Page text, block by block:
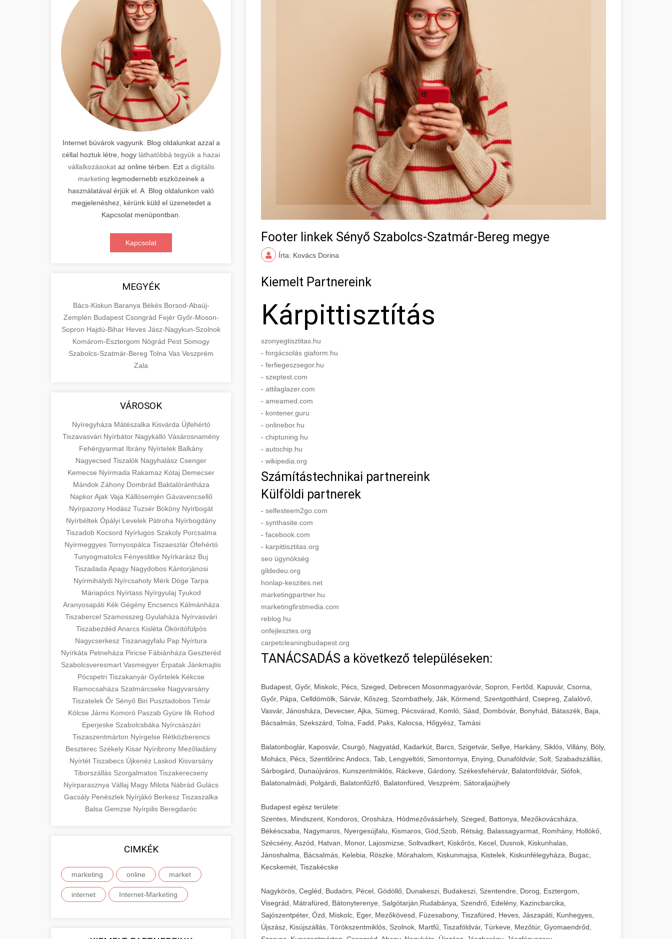
Internet búvárok vagyunk. Blog oldalunkat azzal a
céllal hoztuk létre, hogy láthatóbbá tegyük a hazai
vállalkozásokataz online térben. Ezt a digitális
marketing legmodernebb eszközeinek a
használatával érjük el. A Blog oldalunkon való
megjelenéshez, kérünk küld el üzenetedet a
Kapcsolat menüpontban.
Kapcsolat
MEGYÉK
Bács-Kiskun Baranya Békés Borsod-Abaúj-
Zemplén Budapest Csongrád Fejér Győr-Moson-
Sopron Hajdú-Bihar Heves Jász-Nagykun-Szolnok
Komárom-Esztergom Nógrád Pest Somogy
Szabolcs-Szatmár-Bereg Tolna Vas Veszprém
Zala
VÁROSOK
Nyíregyháza Mátészalka Kisvárda Újfehértó
Tiszavasvári Nyírbátor Nagykálló Vásárosnamény
Fehérgyarmat Ibrány Nyírtelek Balkány
Nagyecsed Tiszalök Nagyhalász Csenger
Kemecse Nyírmada Rakamaz Kótaj Demecser
Mándok Záhony Dombrád Baktalórántháza
NapkorAjak Vaja Kállósemjén Gávavencsellő
Nyírpazony Hodász Tuzsér Bököny Nyírbogát
Nyírbéltek Ópályi Levelek Pátroha Nyírbogdány
Tiszadob Kocsord Nyírlugos Szakoly Porcsalma
Nyírmeggyes Tornyospálca Tiszaeszlár Ófehértó
Tunyogmatolcs Fényeslitke Nyírkarász Buj
Tiszadada Apagy Nagydobos Kántorjánosi
Nyírmihálydi Nyírcsaholy Mérk Döge Tarpa
Máriapócs Nyírtass Nyírgyulaj Tyukod
Aranyosapáti Kék Gégény Encsencs Kálmánháza
Tiszabercel Szamosszeg Gyulaháza Nyírvasvári
Tiszabezdéd Anarcs Kisléta Ököritófülpös
Nagycserkesz Tiszanagyfalu Pap Nyírtura
Nyírkáta Petneháza Piricse Fábiánháza Geszteréd
Szabolcsveresmart Vasmegyer Érpatak Jánkmajtis
Pócspetri Tiszakanyár Győrtelek Kékcse
Ramocsaháza Szatmárcseke Nagyvarsány
Tiszatelek Őr Sényő Biri Pusztadobos Timár
Kölcse Jármi Komoró Paszab Gyüre Ilk Rohod
Eperjeske Szabolcsbáka Nyírcsászári
Tiszaszentmárton Nyírgelse Rétközberencs
Beszterec Székely Kisar Nyíribrony Mezőladány
Nyírtét Tiszabecs Újkenéz Laskod Kisvarsány
Tiborszállás Szorgalmatos Tiszakerecseny
Nyírparasznya Vállaj Magy Milota Nábrád Gulács
Gacsály Penészlek Nyírjákó Berkesz Tiszaszalka
Balsa Gemzse Nyírpilis Beregdaróc
CIMKÉK
marketing online market
internet Internet-Marketing
Footer linkek Sényő Szabolcs-Szatmár-Bereg megye
Írta: Kovács Dorina
Kiemelt Partnereink
Kárpittisztítás
szonyegtisztitas.hu
- forgácsolás giaform.hu
- ferfiegeszsegor.hu
- szeptest.com
- attilaglazer.com
- ameamed.com
- kontener.guru
- onlinebor.hu
- chiptuning.hu
- autochip.hu
- wikipedia.org
Számítástechnikai partnereink
Külföldi partnerek
- selfesteem2go.com
- synthasite.com
- facebook.com
- karpittisztitas.org
seo ügynökség
gildedeu.org
honlap-keszites.net
marketingpartner.hu
marketingfirstmedia.com
reblog.hu
onfejlesztes.org
carpetcleaningbudapest.org
TANÁCSADÁS a következő településeken:
Budapest, Győr, Miskolc, Pécs, Szeged, Debrecen Mosonmagyaróvár, Sopron, Fertőd, Kapuvár, Csorna,
Győr, Pápa, Celldömölk, Sárvár, Kőszeg, Szombathely, Ják, Körmend, Szentgotthárd, Csepreg, Zalalövő,
Vasvár, Jánosháza, Devecser, Ajka, Sümeg, Pécsvárad, Komló, Sásd, Dombóvár, Bonyhád, Bátaszék, Baja,
Bácsalmás, Szekszárd, Tolna, Fadd, Paks, Kalocsa, Hőgyész, Tamási
Balatonboglár, Kaposvár, Csurgó, Nagyatád, Kadarkút, Barcs, Szigetvár, Sellye, Harkány, Siklós, Villány, Bóly,
Mohács, Pécs, Szentlőrinc Andocs, Tab, Lengyeltóti, Simontornya, Enying, Dunaföldvár, Solt, Szabadszállás,
Sárbogárd, Dunaújváros, Kunszentmiklós, Ráckeve, Gárdony, Székesfehérvár, Balatonföldvár, Siófok,
Balatonalmádi, Polgárdi, Balatonfűzfő, Balatonfüred, Veszprém, Sátoraljaújhely
Budapest egész területe:
Szentes, Mindszent, Kondoros, Orosháza, Hódmezővásárhely, Szeged, Battonya, Mezőkovácsháza,
Békéscsaba, Nagymaros, Nyergesújfalu, Kismaros, Göd,Szob, Rétság, Balassagyarmat, Romhány, Hollókő,
Szécsény, Aszód, Hatvan, Monor, Lajosmizse, Soltvadkert, Kiskőrös, Kecel, Dusnok, Kiskunhalas,
Jánoshalma, Bácsalmás, Kelebia, Röszke, Mórahalom, Kiskunmajsa, Kistelek, Kiskunfélegyháza, Bugac,
Kecskemét, Tiszakécske
Nagykörös, Cegléd, Budaörs, Pécel, Gödöllő, Dunakeszi, Budakeszi, Szentendre, Dorog, Esztergom,
Visegrád, Mátrafüred, Bátonyterenye, Salgótarján,Rudabánya, Szendrő, Edelény, Kazincbarcika,
Sajószentpéter, Ózd, Miskolc, Eger, Mezőkövesd, Füzesabony, Tiszafüred, Heves, Jászapáti, Kunhegyes,
Újszász, Kisújszállás, Törökszentmiklós, Szolnok, Martfű, Tiszaföldvár, Túrkeve, Mezőtúr, Gyomaendrőd,